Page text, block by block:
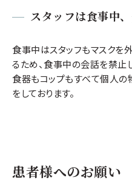
スタッフは食事中
食事中はスタッフもマスクを
るため、食事中の会話を禁止
食器もコップもすべて個人の
をしております。
患者様へのお願い